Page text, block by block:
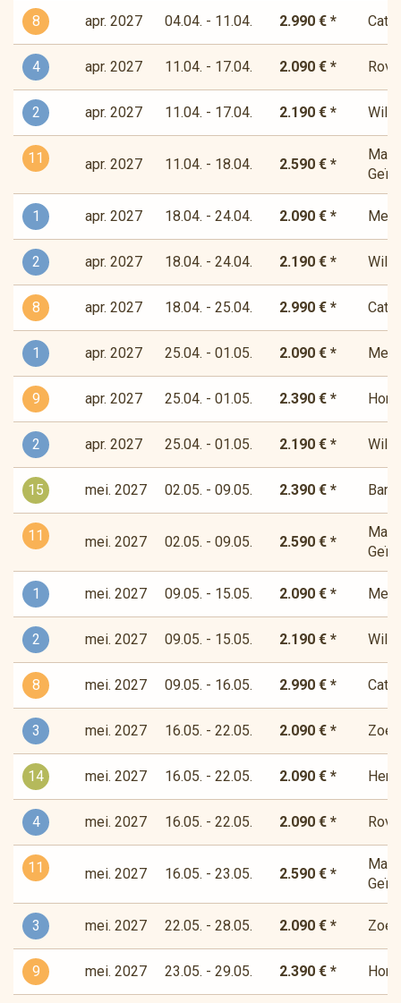
8 apr. 2027 04.04. - 11.04. 2.990 € *
4 apr. 2027 11.04. - 17.04. 2.090 € *
2 apr. 2027 11.04. - 17.04. 2.190 € *
11 apr. 2027 11.04. - 18.04. 2.590 € *
1 apr. 2027 18.04. - 24.04. 2.090 € *
2 apr. 2027 18.04. - 24.04. 2.190 € *
8 apr. 2027 18.04. - 25.04. 2.990 € *
1 apr. 2027 25.04. - 01.05. 2.090 € *
9 apr. 2027 25.04. - 01.05. 2.390 € *
2 apr. 2027 25.04. - 01.05. 2.190 € *
15 mei. 2027 02.05. - 09.05. 2.390 € *
11 mei. 2027 02.05. - 09.05. 2.590 € *
1 mei. 2027 09.05. - 15.05. 2.090 € *
2 mei. 2027 09.05. - 15.05. 2.190 € *
8 mei. 2027 09.05. - 16.05. 2.990 € *
3 mei. 2027 16.05. - 22.05. 2.090 € *
14 mei. 2027 16.05. - 22.05. 2.090 € *
4 mei. 2027 16.05. - 22.05. 2.090 € *
11 mei. 2027 16.05. - 23.05. 2.590 € *
3 mei. 2027 22.05. - 28.05. 2.090 € *
9 mei. 2027 23.05. - 29.05. 2.390 € *